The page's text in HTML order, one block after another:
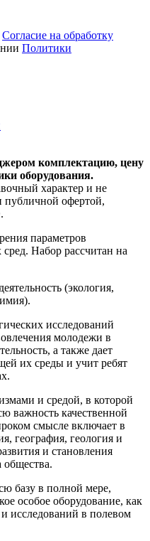
Согласие на обработку
Политики
комплектацию, цену
оборудования.
характер и не
публичной офертой,
параметров
Набор рассчитан на
(экология,
исследований
молодежи в
а также дает
их среды и учит ребят
и средой, в которой
важность качественной
смыcле включает в
география, геология и
и становления
общества.
базу в полной мере,
особое оборудование, как
исследований в полевом